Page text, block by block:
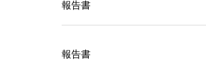
報告書
報告書